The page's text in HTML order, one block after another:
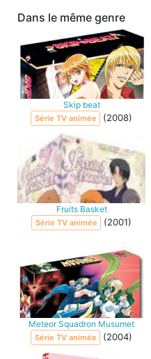
Dans le même genre
Skip beat
Série TV animée (2008)
Fruits Basket
Série TV animée (2001)
Meteor Squadron Musumet
Série TV animée (2004)